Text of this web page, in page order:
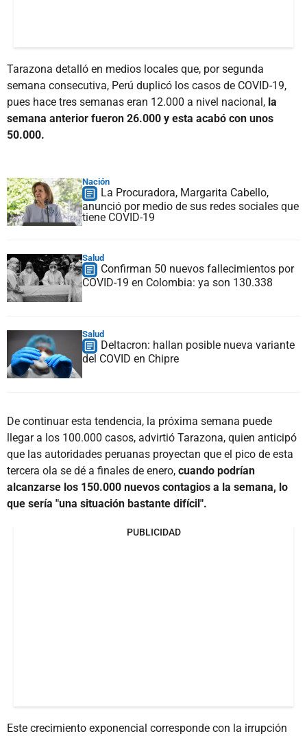
Tarazona detalló en medios locales que, por segunda
semana consecutiva, Perú duplicó los casos de COVID-19,
pues hace tres semanas eran 12.000 a nivel nacional, la
semana anterior fueron 26.000 y esta acabó con unos
50.000.
Nación
La Procuradora, Margarita Cabello,
anunció por medio de sus redes sociales que
tiene COVID-19
Salud
Confirman 50 nuevos fallecimientos por
COVID-19 en Colombia: ya son 130.338
Salud
Deltacron: hallan posible nueva variante
del COVID en Chipre
De continuar esta tendencia, la próxima semana puede
llegar a los 100.000 casos, advirtió Tarazona, quien anticipó
que las autoridades peruanas proyectan que el pico de esta
tercera ola se dé a finales de enero, cuando podrían
alcanzarse los 150.000 nuevos contagios a la semana, lo
que sería "una situación bastante difícil".
PUBLICIDAD
Este crecimiento exponencial corresponde con la irrupción